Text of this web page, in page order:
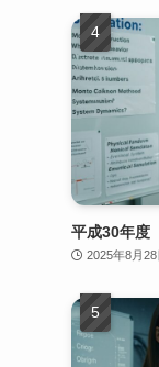
平成30年
2025年8月28